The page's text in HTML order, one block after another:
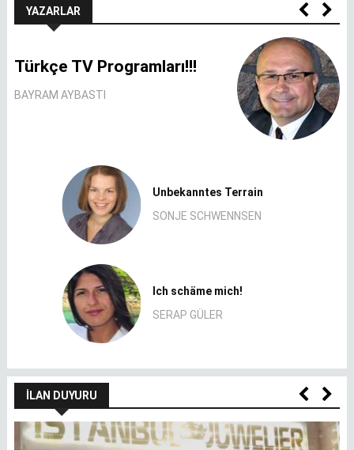
YAZARLAR
Türkçe TV Programları!!!
BAYRAM AYBASTI
Unbekanntes Terrain
SONJE SCHWENNSEN
Ich schäme mich!
SERAP GÜLER
İLAN DUYURU